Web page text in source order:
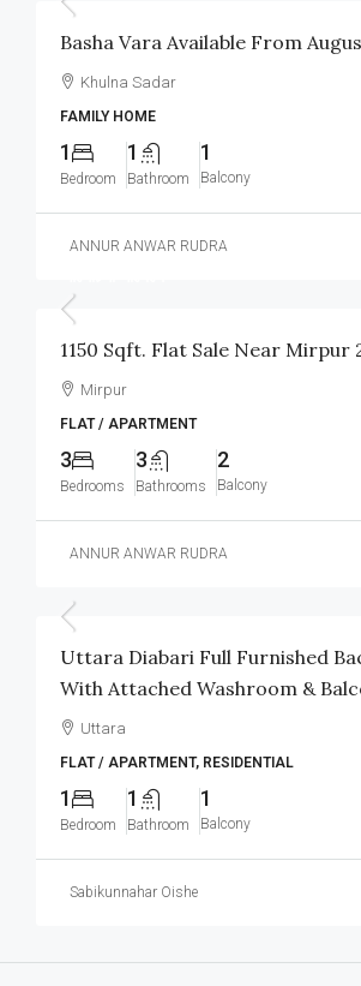
Basha Vara Available From
Khulna Sadar
FAMILY HOME
1
Bedroom
1
Bathroom
1
Balcony
ANNUR ANWAR RUDRA
1150 Sqft. Flat Sale Near Mirpur
Mirpur
FLAT / APARTMENT
3
Bedrooms
3
Bathrooms
2
Balcony
ANNUR ANWAR RUDRA
Uttara Diabari Full Furnished
With Attached Washroom &
Uttara
FLAT / APARTMENT, RESIDENTIAL
1
Bedroom
1
Bathroom
1
Balcony
Sabikunnahar Oishe